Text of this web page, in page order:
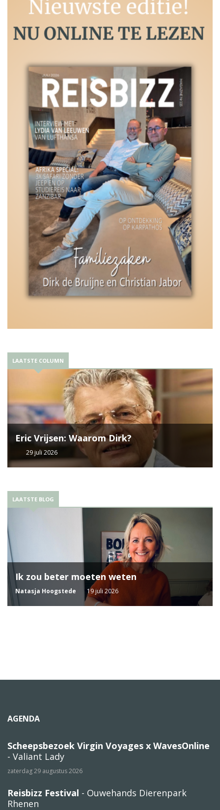
LAATSTE COLUMN
Eric Vrijsen: Waarom Dirk?
29 juli 2026
LAATSTE BLOG
Ik zou beter moeten weten
Natasja Hoogstede 19 juli 2026
AGENDA
Scheepsbezoek Virgin Voyages x WavesOnline
- Valiant Lady
zaterdag 29 augustus 2026
Reisbizz Festival - Ouwehands Dierenpark
Rhenen